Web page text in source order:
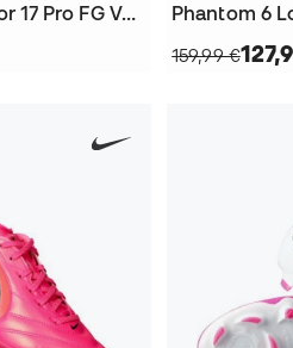
Air Zoom Mercurial Vapor 17 Pro FG Voetbalschoenen
159,99 €